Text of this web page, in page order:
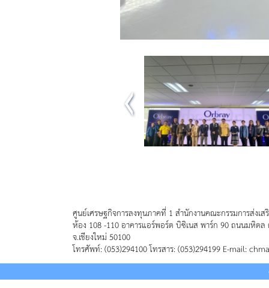
ศูนย์เศรษฐกิจการลงทุนภาคที่ 1 สำนักงานคณะกรรมการส่งเส
ห้อง 108 -110 อาคารแอร์พอร์ต บิซิเนส พาร์ก 90 ถนนมหิดล
จ.เชียงใหม่ 50100
โทรศัพท์: (053)294100 โทรสาร: (053)294199 E-mail: